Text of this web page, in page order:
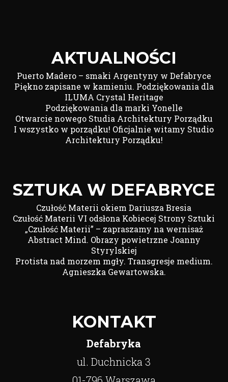
AKTUALNOŚCI
Puerto Madero – smaki Argentyny w Defabryce
Piękno zapisane w kamieniu. Podziękowania dla
ILUMA Crystal Heritage
Podziękowania dla marki Yonelle
Otwarcie nowego Studia Architektury Porządku
I wszystko w porządku! Oficjalnie witamy Studio
Architektury Porządku!
SZTUKA W DEFABRYCE
Czułość Materii okiem Dariusza Bresia
Czułość Materii VI odsłona Kobiecej Strony Sztuki
„Czułość Materii” – zapraszamy na wernisaż
Abstract Mind. Obrazy powietrzne Joanny
Styrylskiej
Protista nad morzem mgły. Transgresje medium.
Agnieszka Gewartowska.
KONTAKT
Defabryka
ul. Duchnicka 3